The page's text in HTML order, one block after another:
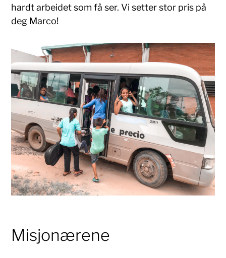
hardt arbeidet som få ser. Vi setter stor pris på
deg Marco!
Misjonærene